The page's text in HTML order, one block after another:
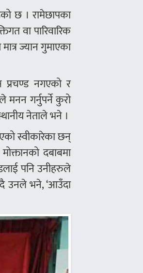
छ । रामेछापका
वा पारिवारिक
ज्यान गुमाएका
प्रचण्ड नगएको र
गर्नुपर्ने कुरो
नेताले भने ।
स्वीकारेका छन्
दबाबमा
पनि उनीहरुले
उनले भने, ‘आउँदा